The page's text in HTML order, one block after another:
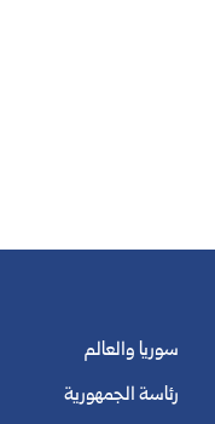
سوريا والعالم
رئاسة الجمهورية